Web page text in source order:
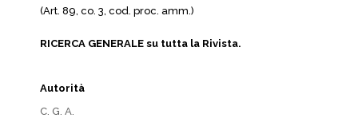
(Art. 89, co. 3, cod. proc. amm.)
RICERCA GENERALE su tutta la Rivista.
Autorità
C. G. A.